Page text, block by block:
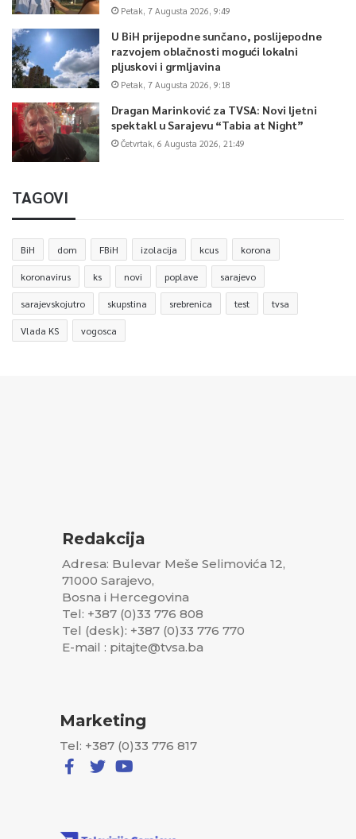
Petak, 7 Augusta 2026, 9:49
U BiH prijepodne sunčano, poslijepodne
razvojem oblačnosti mogući lokalni
pljuskovi i grmljavina
Petak, 7 Augusta 2026, 9:18
Dragan Marinković za TVSA: Novi ljetni
spektakl u Sarajevu “Tabia at Night”
Četvrtak, 6 Augusta 2026, 21:49
TAGOVI
BiH dom FBiH izolacija kcus korona
koronavirus ks novi poplave sarajevo
sarajevskojutro skupstina srebrenica test tvsa
Vlada KS vogosca
Redakcija
Adresa: Bulevar Meše Selimovića 12,
71000 Sarajevo,
Bosna i Hercegovina
Tel: +387 (0)33 776 808
Tel (desk): +387 (0)33 776 770
E-mail : pitajte@tvsa.ba
Marketing
Tel: +387 (0)33 776 817